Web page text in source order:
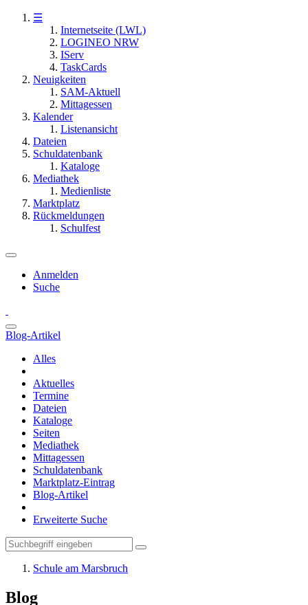
☰
Internetseite (LWL)
LOGINEO NRW
IServ
TaskCards
Neuigkeiten
SAM-Aktuell
Mittagessen
Kalender
Listenansicht
Dateien
Schuldatenbank
Kataloge
Mediathek
Medienliste
Marktplatz
Rückmeldungen
Schulfest
Anmelden
Suche
Blog-Artikel
Alles
Aktuelles
Termine
Dateien
Kataloge
Seiten
Mediathek
Mittagessen
Schuldatenbank
Marktplatz-Eintrag
Blog-Artikel
Erweiterte Suche
Schule am Marsbruch
Blog